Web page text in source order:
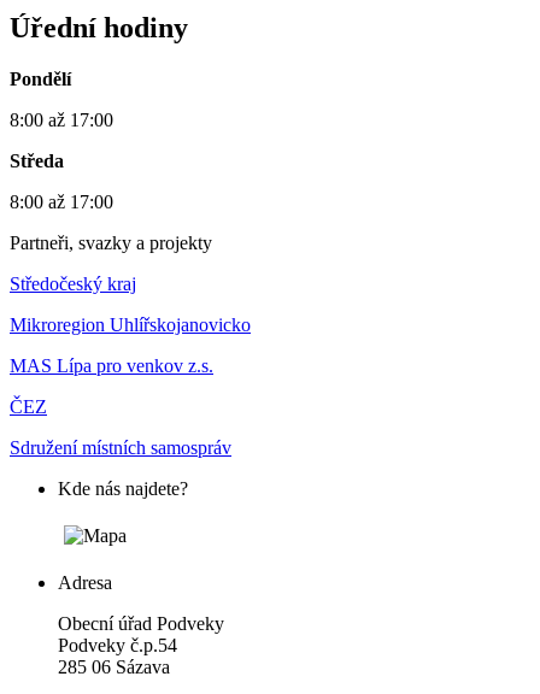
Úřední hodiny
Pondělí
8:00 až 17:00
Středa
8:00 až 17:00
Partneři, svazky a projekty
Středočeský kraj
Mikroregion Uhlířskojanovicko
MAS Lípa pro venkov z.s.
ČEZ
Sdružení místních samospráv
Kde nás najdete?
Adresa
Obecní úřad Podveky
Podveky č.p.54
285 06 Sázava